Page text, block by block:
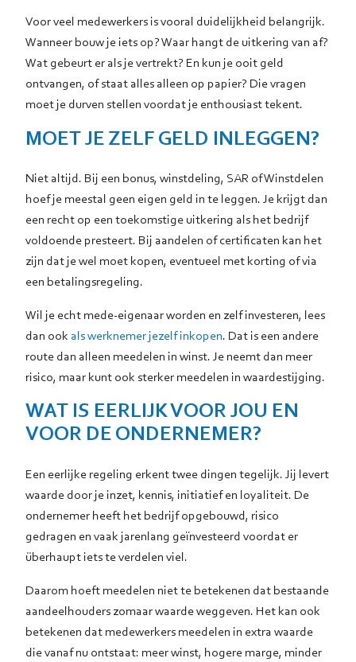
Voor veel medewerkers is vooral duidelijkheid belangrijk.
Wanneer bouw je iets op? Waar hangt de uitkering van af?
Wat gebeurt er als je vertrekt? En kun je ooit geld
ontvangen, of staat alles alleen op papier? Die vragen
moet je durven stellen voordat je enthousiast tekent.
MOET JE ZELF GELD INLEGGEN?
Niet altijd. Bij een bonus, winstdeling, SAR of Winstdelen
hoef je meestal geen eigen geld in te leggen. Je krijgt dan
een recht op een toekomstige uitkering als het bedrijf
voldoende presteert. Bij aandelen of certificaten kan het
zijn dat je wel moet kopen, eventueel met korting of via
een betalingsregeling.
Wil je echt mede-eigenaar worden en zelf investeren, lees
dan ook als werknemer jezelf inkopen. Dat is een andere
route dan alleen meedelen in winst. Je neemt dan meer
risico, maar kunt ook sterker meedelen in waardestijging.
WAT IS EERLIJK VOOR JOU EN
VOOR DE ONDERNEMER?
Een eerlijke regeling erkent twee dingen tegelijk. Jij levert
waarde door je inzet, kennis, initiatief en loyaliteit. De
ondernemer heeft het bedrijf opgebouwd, risico
gedragen en vaak jarenlang geïnvesteerd voordat er
überhaupt iets te verdelen viel.
Daarom hoeft meedelen niet te betekenen dat bestaande
aandeelhouders zomaar waarde weggeven. Het kan ook
betekenen dat medewerkers meedelen in extra waarde
die vanaf nu ontstaat: meer winst, hogere marge, minder